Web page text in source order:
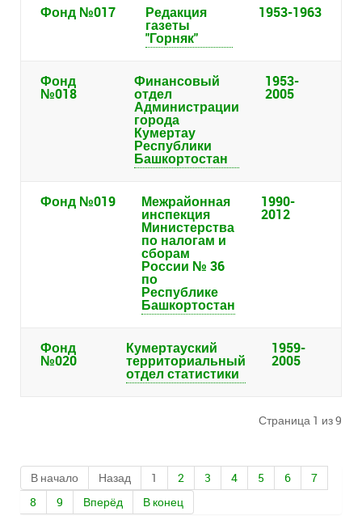
Фонд №017 Редакция
газеты
"Горняк"
1953-1963
Фонд
№018
Финансовый
отдел
Администрации
города
Кумертау
Республики
Башкортостан
1953-
2005
Фонд №019 Межрайонная
инспекция
Министерства
по налогам и
сборам
России № 36
по
Республике
Башкортостан
1990-
2012
Фонд
№020
Кумертауский
территориальный
отдел статистики
1959-
2005
Страница 1 из 9
В начало Назад 1 2 3 4 5 6
7
8
9 Вперёд В конец